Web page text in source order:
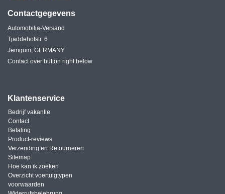
Contactgegevens
Automobilia-Versand
Tjaddehofstr. 6
Jemgum, GERMANY
Contact over button right below
Klantenservice
Bedrijf vakantie
Contact
Betaling
Product-reviews
Verzending en Retourneren
Sitemap
Hoe kan ik zoeken
Overzicht voertuigtypen
voorwaarden